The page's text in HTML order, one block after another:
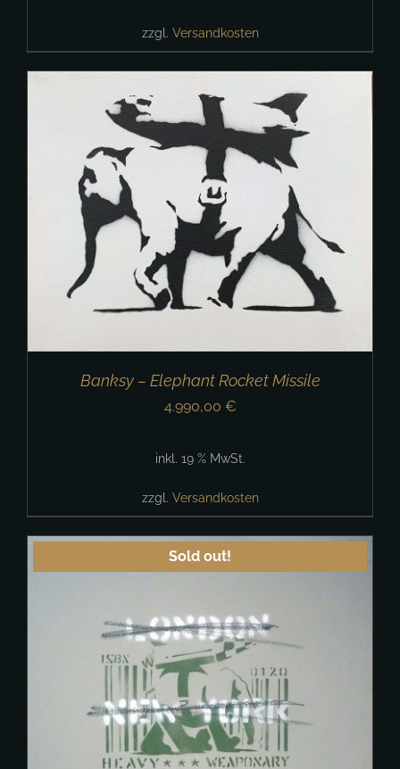
zzgl. Versandkosten
Banksy – Elephant Rocket Missile
4.990,00 €
inkl. 19 % MwSt.
zzgl. Versandkosten
Sold out!